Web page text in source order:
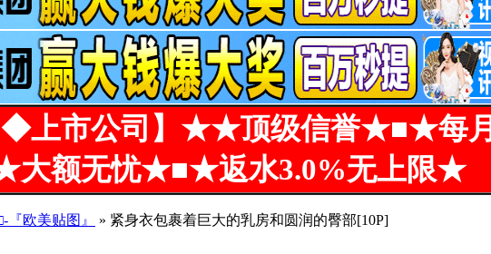
◆上市公司】★★顶级信誉★■★每月
大额无忧★■★返水3.0%无上限★
『欧美贴图』 » 紧身衣包裹着巨大的乳房和圆润的臀部[10P]